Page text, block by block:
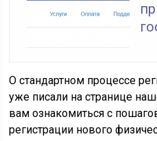
О стандартном процессе
уже писали на странице
вам ознакомиться с
регистрации нового